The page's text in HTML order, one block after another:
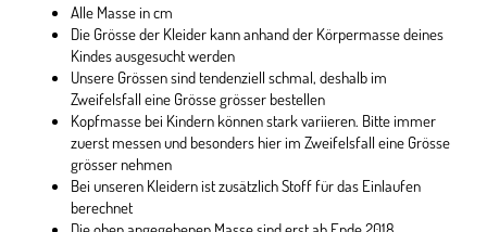
Alle Masse in cm
Die Grösse der Kleider kann anhand der Körpermasse deines
Kindes ausgesucht werden
Unsere Grössen sind tendenziell schmal, deshalb im
Zweifelsfall eine Grösse grösser bestellen
Kopfmasse bei Kindern können stark variieren. Bitte immer
zuerst messen und besonders hier im Zweifelsfall eine Grösse
grösser nehmen
Bei unseren Kleidern ist zusätzlich Stoff für das Einlaufen
berechnet